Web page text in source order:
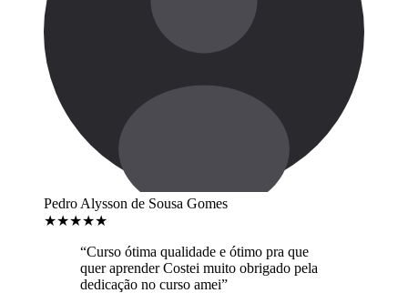
Pedro Alysson de Sousa Gomes
★★★★★
“Curso ótima qualidade e ótimo pra que
quer aprender Costei muito obrigado pela
dedicação no curso amei”